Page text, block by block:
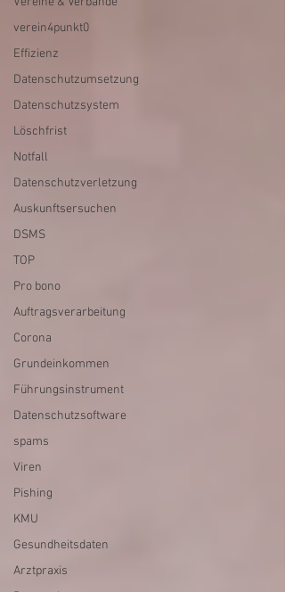
verein4punkt0
Effizienz
Datenschutzumsetzung
Datenschutzsystem
Löschfrist
Notfall
Datenschutzverletzung
Auskunftsersuchen
DSMS
TOP
Pro bono
Auftragsverarbeitung
Corona
Grundeinkommen
Führungsinstrument
Datenschutzsoftware
spams
Viren
Pishing
KMU
Gesundheitsdaten
Arztpraxis